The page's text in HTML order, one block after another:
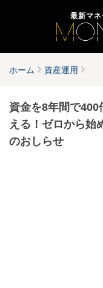
最新マネ
ホーム 資産運用
資金を8年間で
える！ゼロから始
のおしらせ